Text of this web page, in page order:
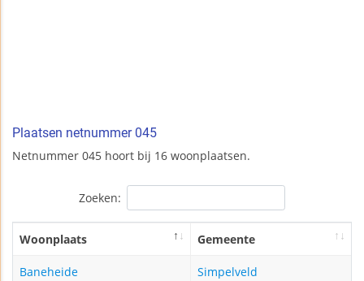
Plaatsen netnummer 045
Netnummer 045 hoort bij 16 woonplaatsen.
Zoeken:
Woonplaats Gemeente
Baneheide Simpelveld